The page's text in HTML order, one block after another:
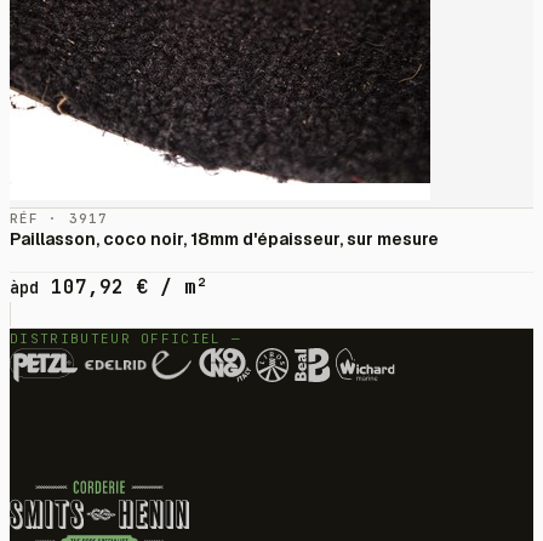
RÉF · 3917
Paillasson, coco noir, 18mm d'épaisseur, sur mesure
àpd 107,92 € / m²
DISTRIBUTEUR OFFICIEL —